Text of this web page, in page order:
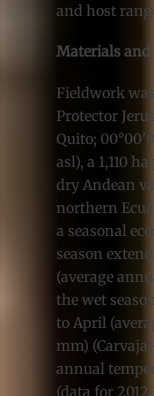
and host
Materials
Fieldwork
Protector
Quito;
asl), a 1,110
dry Andean
northern
a seasonal
season
(average
the wet
to April
mm)
annual
(data for